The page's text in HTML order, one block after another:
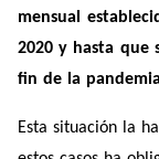
mensual
2020 y hasta que
fin de la
Esta situación la